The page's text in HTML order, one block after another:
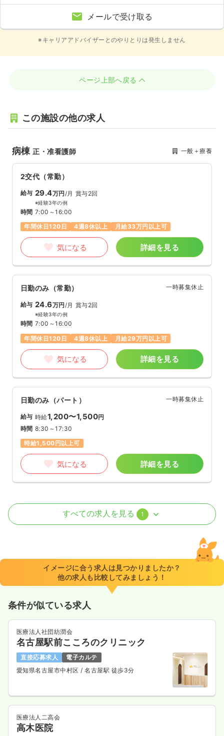
メールで受け取る
※キャリアアドバイザーとのやりとりは発生しません
ページ上部へ戻る
この施設の他の求人
病棟正・准看護師 一般＋療養
2交代（常勤）
給与 29.4万円/月 賞与2回
※経験3年の例
時間 7:00～16:00
年間休日120日
4週8休以上 月給33万円以上可
気になる 詳細を見る
日勤のみ（常勤） 一時募集休止
給与 24.6万円/月 賞与2回
※経験3年の例
時間 7:00～16:00
年間休日120日
4週8休以上 月給29万円以上可
気になる 詳細を見る
日勤のみ（パート） 一時募集休止
給与 時給1,200〜1,500円
時間 8:30～17:30
時給1,500円以上可
気になる 詳細を見る
病棟 正看護師 / 管理職
8:30～17:30（休憩60分）
年間休日120日
4週8休以上 月給32万円以上可
気になる
すべての求人を見る 1
イメージに合う求人は見つかりましたか？
他の求人も比較してみましょう！
条件が似ている求人
医療法人社団紡潤会
名古屋駅前こころのクリニック
直接応募求人
電子カルテ
愛知県名古屋市中村区/ 名古屋駅 徒歩3分
医療法人二高会
高木医院